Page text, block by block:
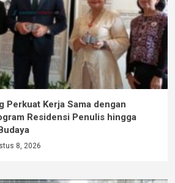
Perkuat Kerja Sama dengan
Residensi Penulis hingga
8, 2026